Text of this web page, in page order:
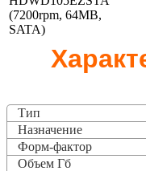
Тип
Назначение
Форм-фактор
Объем Гб